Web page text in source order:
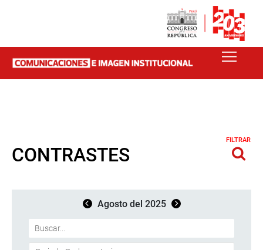
CONTRASTES
FILTRAR
Agosto del 2025